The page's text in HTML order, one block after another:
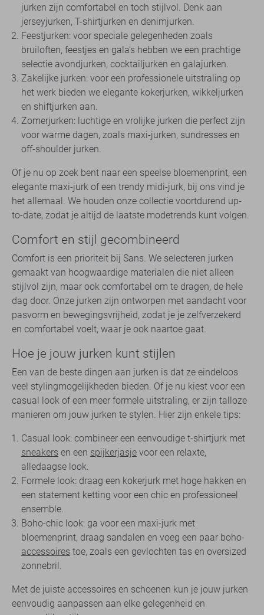
jurken zijn comfortabel en toch stijlvol. Denk aan
jerseyjurken, T-shirtjurken en denimjurken.
Feestjurken: voor speciale gelegenheden zoals
bruiloften, feestjes en gala's hebben we een prachtige
selectie avondjurken, cocktailjurken en galajurken.
Zakelijke jurken: voor een professionele uitstraling op
het werk bieden we elegante kokerjurken, wikkeljurken
en shiftjurken aan.
Zomerjurken: luchtige en vrolijke jurken die perfect zijn
voor warme dagen, zoals maxi-jurken, sundresses en
off-shoulder jurken.
Of je nu op zoek bent naar een speelse bloemenprint, een
elegante maxi-jurk of een trendy midi-jurk, bij ons vind je
het allemaal. We houden onze collectie voortdurend up-
to-date, zodat je altijd de laatste modetrends kunt volgen.
Comfort en stijl gecombineerd
Comfort is een prioriteit bij Sans. We selecteren jurken
gemaakt van hoogwaardige materialen die niet alleen
stijlvol zijn, maar ook comfortabel om te dragen, de hele
dag door. Onze jurken zijn ontworpen met aandacht voor
pasvorm en bewegingsvrijheid, zodat je je zelfverzekerd
en comfortabel voelt, waar je ook naartoe gaat.
Hoe je jouw jurken kunt stijlen
Een van de beste dingen aan jurken is dat ze eindeloos
veel stylingmogelijkheden bieden. Of je nu kiest voor een
casual look of een meer formele uitstraling, er zijn talloze
manieren om jouw jurken te stylen. Hier zijn enkele tips:
Casual look: combineer een eenvoudige t-shirtjurk met
sneakers en een spijkerjasje voor een relaxte,
alledaagse look.
Formele look: draag een kokerjurk met hoge hakken en
een statement ketting voor een chic en professioneel
ensemble.
Boho-chic look: ga voor een maxi-jurk met
bloemenprint, draag sandalen en voeg een paar boho-
accessoires toe, zoals een gevlochten tas en oversized
zonnebril.
Met de juiste accessoires en schoenen kun je jouw jurken
eenvoudig aanpassen aan elke gelegenheid en